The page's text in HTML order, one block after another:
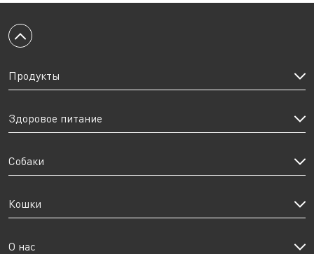
Вернуться к началу
Продукты
Здоровое питание
Собаки
Кошки
О нас